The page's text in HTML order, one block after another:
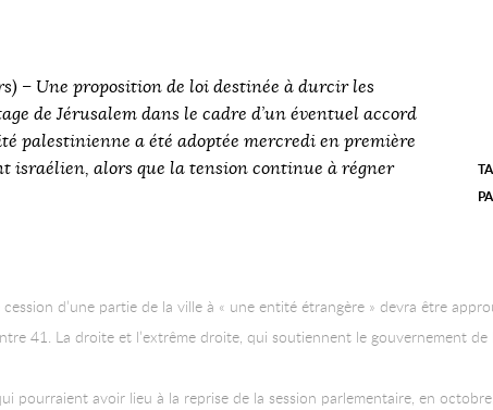
– Une proposition de loi destinée à durcir les
de Jérusalem dans le cadre d’un éventuel accord
palestinienne a été adoptée mercredi en première
israélien, alors que la tension continue à régner
d’une partie de la ville à « une entité étrangère » devra être
41. La droite et l’extrême droite, qui soutiennent le gouvernement
pourraient avoir lieu à la reprise de la session parlementaire, en